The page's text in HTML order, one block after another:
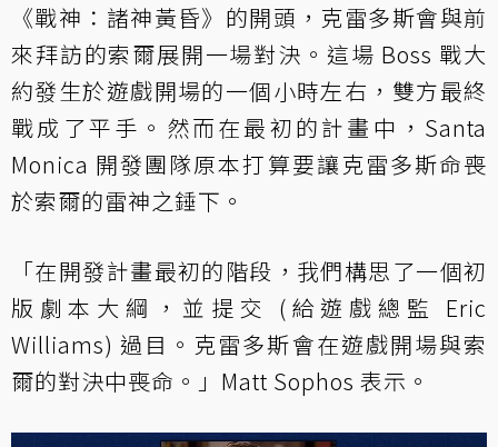
《戰神：諸神黃昏》的開頭，克雷多斯會與前
來拜訪的索爾展開一場對決。這場 Boss 戰大
約發生於遊戲開場的一個小時左右，雙方最終
戰成了平手。然而在最初的計畫中，Santa
Monica 開發團隊原本打算要讓克雷多斯命喪
於索爾的雷神之錘下。
「在開發計畫最初的階段，我們構思了一個初
版劇本大綱，並提交 (給遊戲總監 Eric
Williams) 過目。克雷多斯會在遊戲開場與索
爾的對決中喪命。」Matt Sophos 表示。